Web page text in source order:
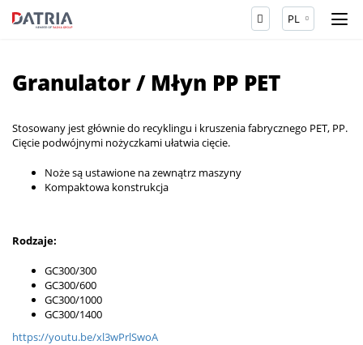
PL
Granulator / Młyn PP PET
Stosowany jest głównie do recyklingu i kruszenia fabrycznego PET, PP.
Cięcie podwójnymi nożyczkami ułatwia cięcie.
Noże są ustawione na zewnątrz maszyny
Kompaktowa konstrukcja
Rodzaje:
GC300/300
GC300/600
GC300/1000
GC300/1400
https://youtu.be/xl3wPrlSwoA